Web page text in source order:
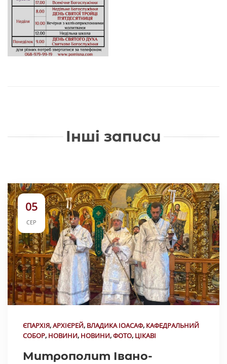
Інші записи
05
СЕР
ЄПАРХІЯ,АРХІЄРЕЙ, ВЛАДИКА ІОАСАФ, КАФЕДРАЛЬНИЙ
СОБОР, НОВИНИ, НОВИНИ,ФОТО, ЦІКАВІ
Митрополит Івано-